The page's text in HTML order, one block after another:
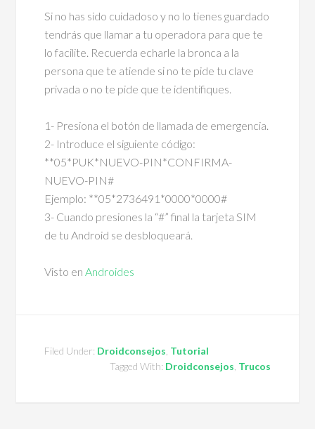
Si no has sido cuidadoso y no lo tienes guardado
tendrás que llamar a tu operadora para que te
lo facilite. Recuerda echarle la bronca a la
persona que te atiende si no te pide tu clave
privada o no te pide que te identifiques.
1- Presiona el botón de llamada de emergencia.
2- Introduce el siguiente código:
**05*PUK*NUEVO-PIN*CONFIRMA-
NUEVO-PIN#
Ejemplo: **05*2736491*0000*0000#
3- Cuando presiones la “#” final la tarjeta SIM
de tu Android se desbloqueará.
Visto enAndroides
Filed Under: Droidconsejos Tutorial
Tagged With: Droidconsejos Trucos